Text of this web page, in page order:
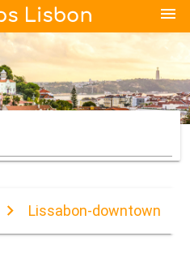
menu
Lissabon-downtown